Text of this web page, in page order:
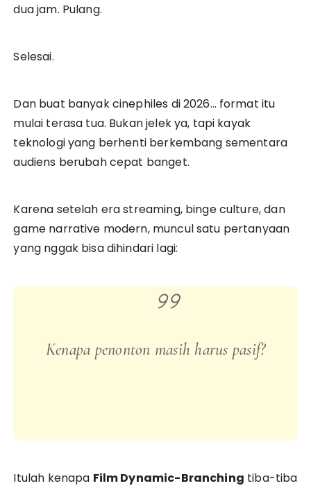
dua jam. Pulang.
Selesai.
Dan buat banyak cinephiles di 2026… format itu
mulai terasa tua. Bukan jelek ya, tapi kayak
teknologi yang berhenti berkembang sementara
audiens berubah cepat banget.
Karena setelah era streaming, binge culture, dan
game narrative modern, muncul satu pertanyaan
yang nggak bisa dihindari lagi:
Kenapa penonton masih harus pasif?
Itulah kenapa Film Dynamic-Branching tiba-tiba